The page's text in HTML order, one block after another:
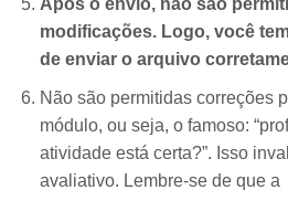
Após o envio, não são
modificações. Logo, você
de enviar o arquivo
Não são permitidas correções
módulo, ou seja, o famoso:
atividade está certa?”. Isso
avaliativo. Lembre-se de que a